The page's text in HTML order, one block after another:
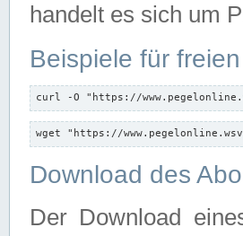
handelt es sich um
Beispiele für
curl -O "https://
wget "https://
Download des
Der Download